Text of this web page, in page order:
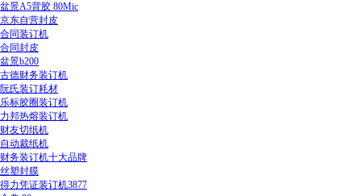
盆景A5背胶 80Mic
京东自营封皮
合同装订机
合同封皮
盆景b200
古德财务装订机
阮氏装订耗材
乐标胶圈装订机
力邦热熔装订机
财友切纸机
自动裁纸机
财务装订机十大品牌
丝塑封膜
得力凭证装订机3877